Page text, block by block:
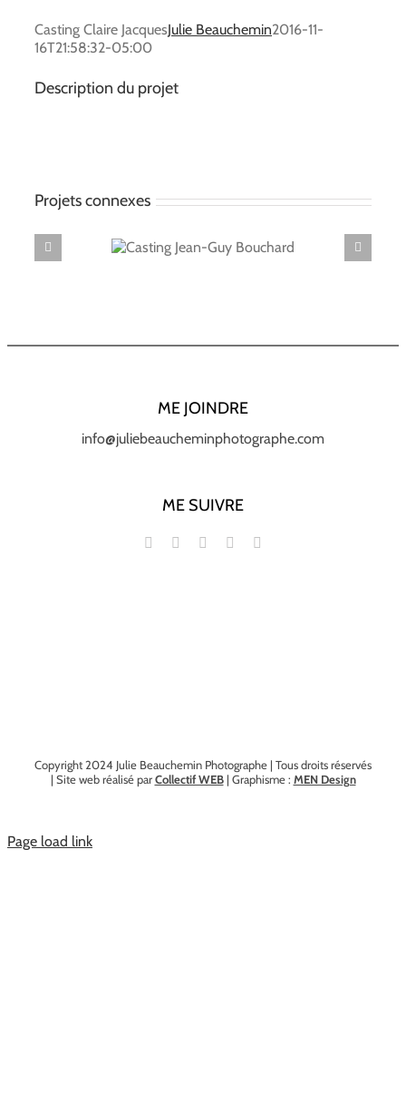
Casting Claire JacquesJulie Beauchemin2016-11-
16T21:58:32-05:00
Description du projet
Projets connexes
Jean-Guy
ME JOINDRE
info@juliebeaucheminphotographe.com
ME SUIVRE
Copyright 2024 Julie Beauchemin Photographe | Tous droits réservés
| Site web réalisé parCollectif WEB| Graphisme : MEN Design
Page load link